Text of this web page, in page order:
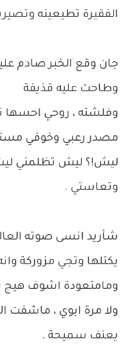
الفقيرة تطيعينه
جان وقع الخبر صادم
وطاحت عليه قذيفة
وفلشته ، روحي احسها
مصدر رعبي وخوفي
ليش!؟ ليش تظلمني
وتعاستي .
شأريد انسى صوته
يكتلها وتجي مزوركة
ومامتعودة اشوف هيج
ولا مرة ابوي ، ماشفت
يعنف سميحة .